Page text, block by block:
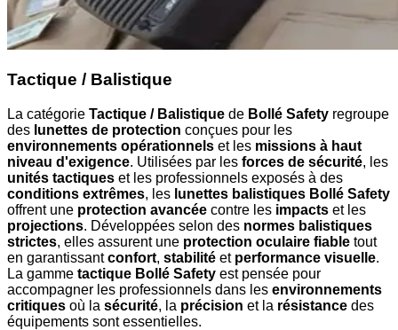
Tactique / Balistique
La catégorie Tactique / Balistique de Bollé Safety regroupe
des lunettes de protection conçues pour les
environnements opérationnels et les missions à haut
niveau d'exigence. Utilisées par les forces de sécurité, les
unités tactiques et les professionnels exposés à des
conditions extrêmes, les lunettes balistiques Bollé Safety
offrent une protection avancée contre les impacts et les
projections. Développées selon des normes balistiques
strictes, elles assurent une protection oculaire fiable tout
en garantissantconfort, stabilité et performance visuelle.
La gamme tactique Bollé Safety est pensée pour
accompagner les professionnels dans les environnements
critiques où la sécurité, la précision et la résistance des
équipements sont essentielles.